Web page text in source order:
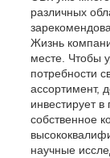
различных
Жизнь
месте. Чтобы
потребности
ассортимент,
инвестирует
собственное
научные